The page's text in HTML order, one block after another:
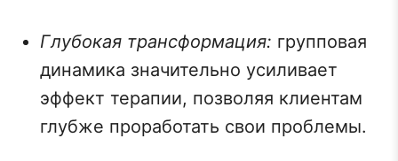
Глубокая трансформация: групповая
динамика значительно усиливает
эффект терапии, позволяя клиентам
глубже проработать свои проблемы.